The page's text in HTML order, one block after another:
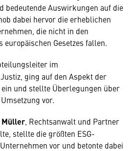
bedeutende Auswirkungen auf die
dabei hervor die erheblichen
die nicht in den
Gesetzes fallen.
im
ging auf den Aspekt der
und stellte Überlegungen über
vor.
, Rechtsanwalt und Partner
stellte die größten ESG-
vor und betonte dabei